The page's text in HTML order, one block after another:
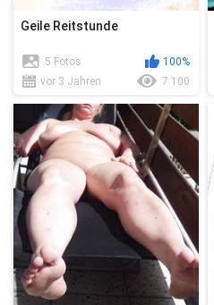
Geile Reitstunde
5 Fotos
100%
vor 3 Jahren
7 100